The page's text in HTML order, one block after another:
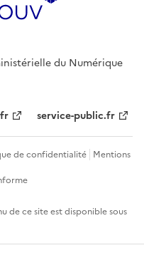
du Numérique
service-public.fr
de confidentialité Mentions
de ce site est disponible sous